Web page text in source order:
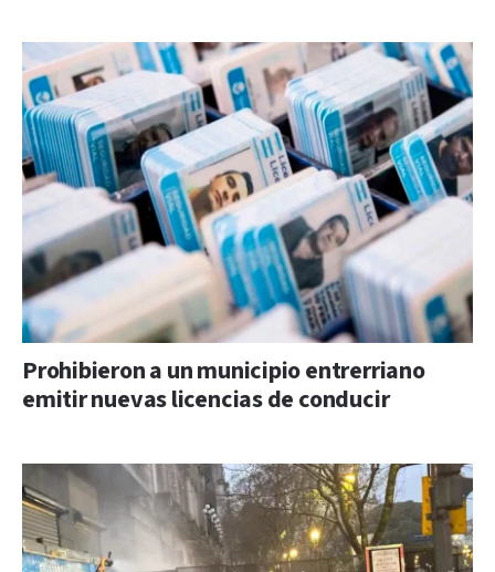
Prohibieron a un municipio entrerriano
emitir nuevas licencias de conducir